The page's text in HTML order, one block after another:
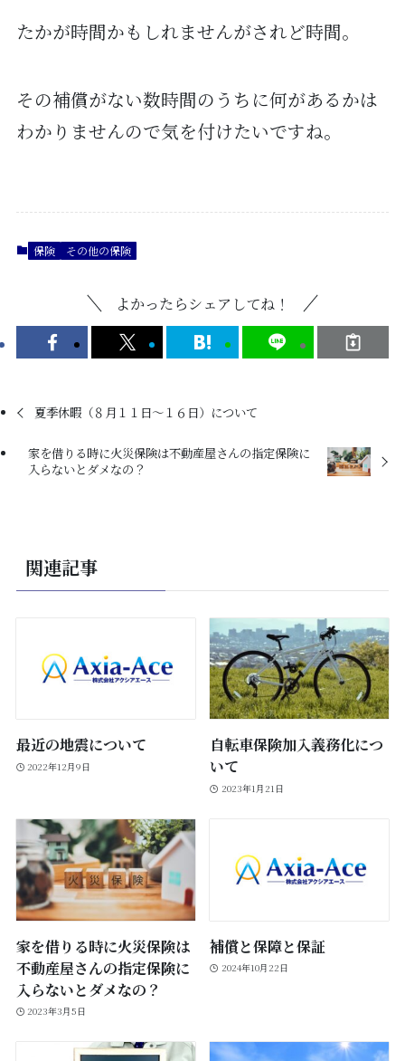
たかが時間かもしれませんがされど時間。
その補償がない数時間のうちに何があるかは
わかりませんので気を付けたいですね。
保険 その他の保険
よかったらシェアしてね！
夏季休暇（８月１１日～１６日）について
家を借りる時に火災保険は不動産屋さんの指定保険に
入らないとダメなの？
関連記事
最近の地震について
2022年12月9日
自転車保険加入義務化につ
いて
2023年1月21日
家を借りる時に火災保険は
不動産屋さんの指定保険に
入らないとダメなの？
2023年3月5日
補償と保障と保証
2024年10月22日